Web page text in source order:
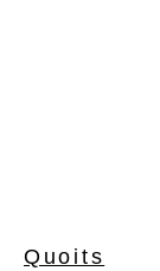
Quoits